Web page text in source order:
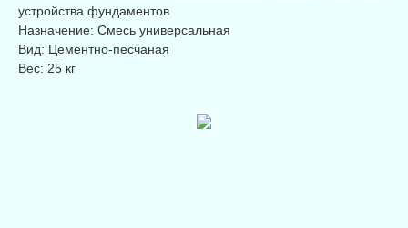
устройства фундаментов
Назначение: Смесь универсальная
Вид: Цементно-песчаная
Вес: 25 кг